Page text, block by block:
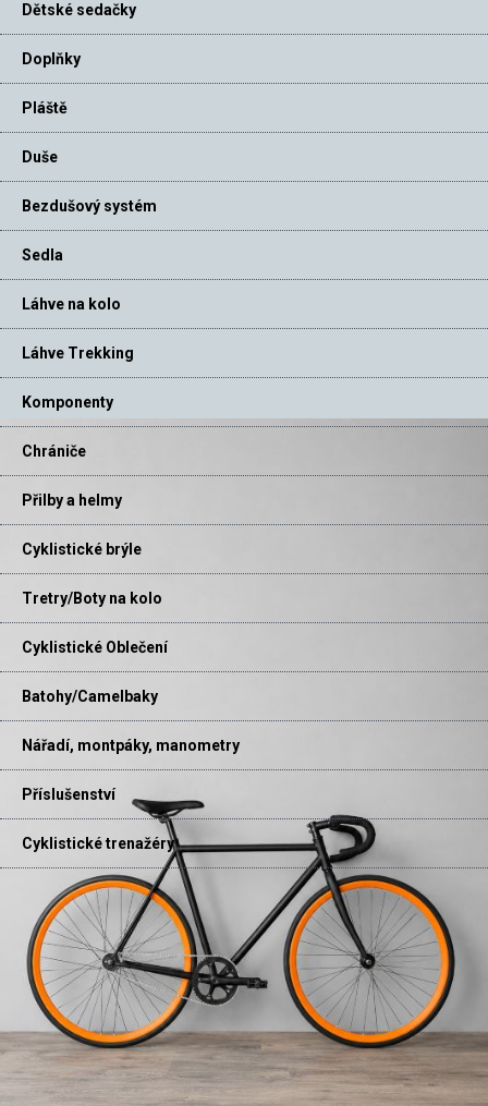
Dětské sedačky
Doplňky
Pláště
Duše
Bezdušový systém
Sedla
Láhve na kolo
Láhve Trekking
Komponenty
Chrániče
Přilby a helmy
Cyklistické brýle
Tretry/Boty na kolo
Cyklistické Oblečení
Batohy/Camelbaky
Nářadí, montpáky, manometry
Příslušenství
Cyklistické trenažéry